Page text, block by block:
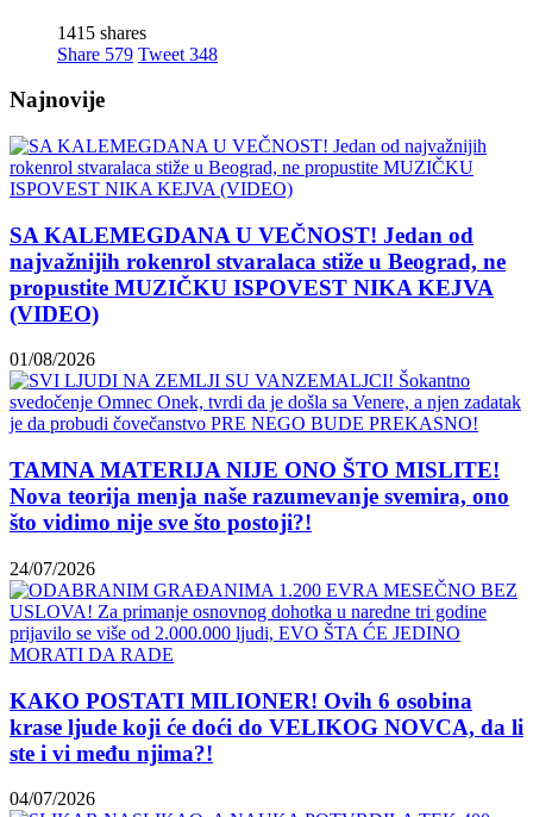
1415 shares
Share 579 Tweet 348
Najnovije
SA KALEMEGDANA U VEČNOST! Jedan od
najvažnijih rokenrol stvaralaca stiže u Beograd, ne
propustite MUZIČKU ISPOVEST NIKA KEJVA
(VIDEO)
01/08/2026
TAMNA MATERIJA NIJE ONO ŠTO MISLITE!
Nova teorija menja naše razumevanje svemira, ono
što vidimo nije sve što postoji?!
24/07/2026
KAKO POSTATI MILIONER! Ovih 6 osobina
krase ljude koji će doći do VELIKOG NOVCA, da li
ste i vi među njima?!
04/07/2026